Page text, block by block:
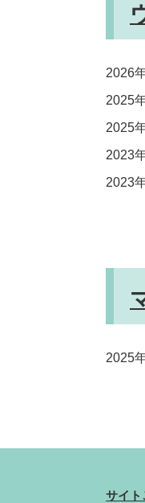
2026
2025
2025
2023
2023
2025
サイト